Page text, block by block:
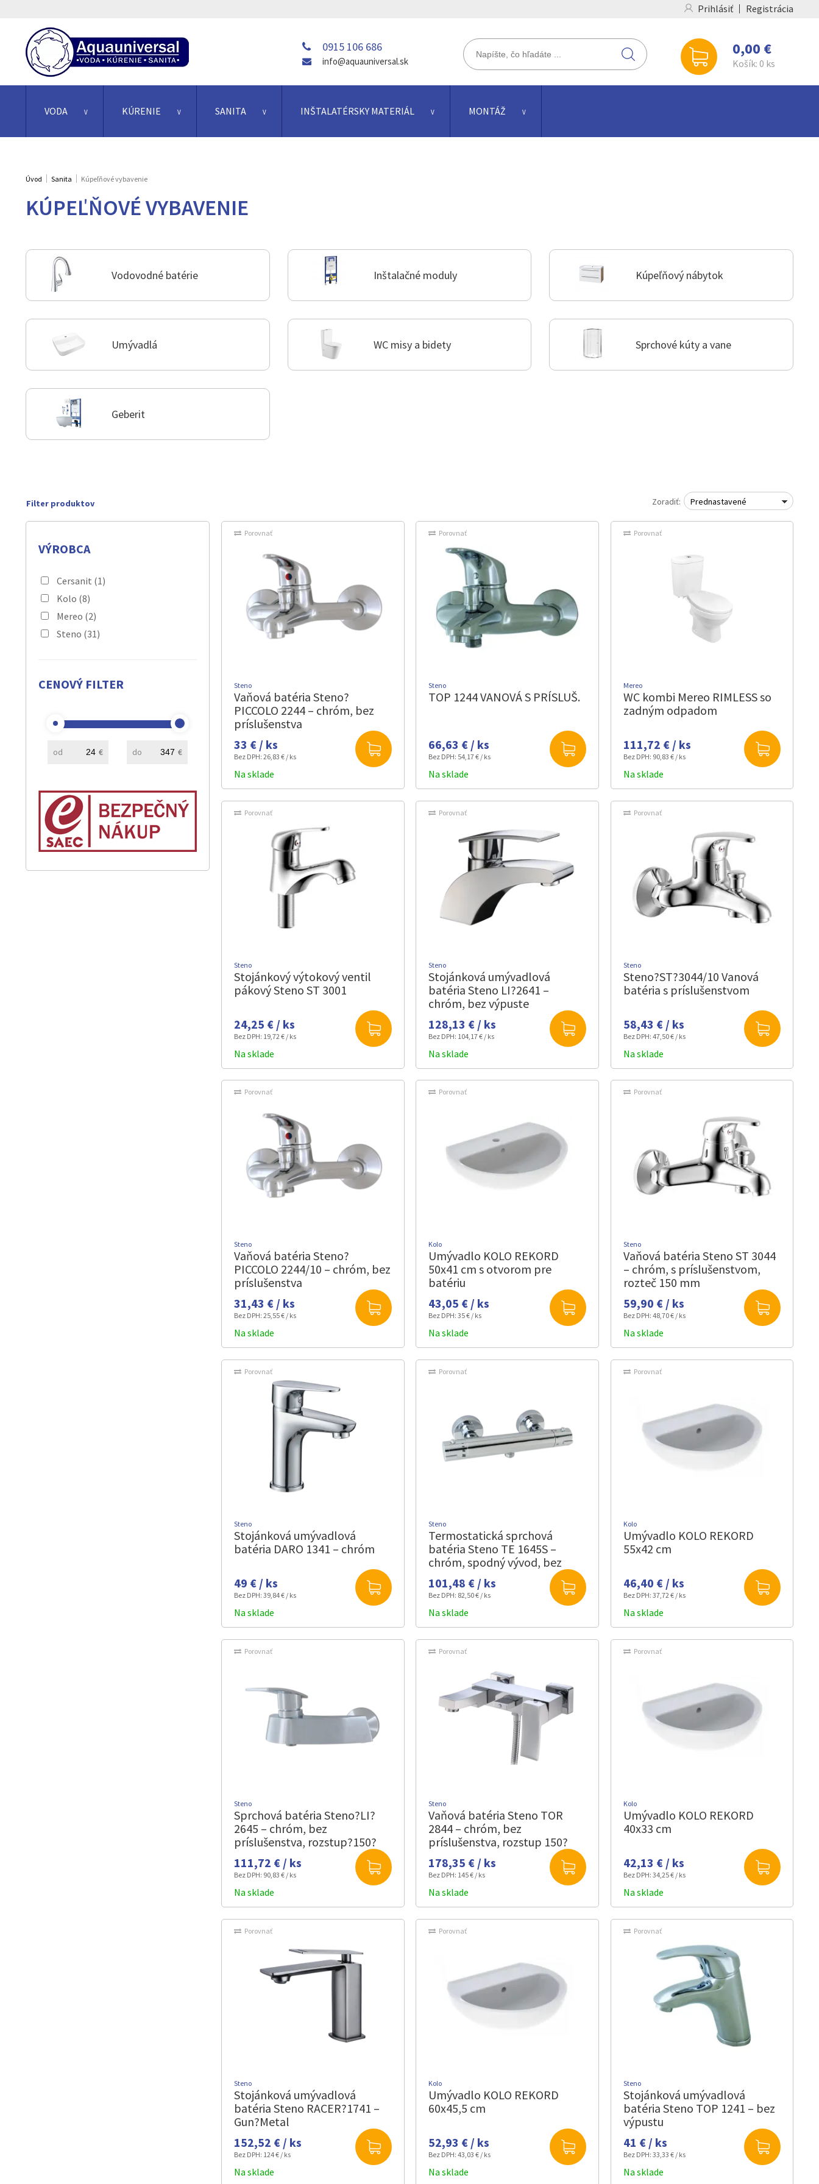
0915 106 686
info@aquauniversal.sk
Prihlásiť Registrácia
0,00 €
Košík: 0 ks
VODA KÚRENIE SANITA INŠTALATÉRSKY MATERIÁL MONTÁŽ
Úvod Sanita Kúpeľňové vybavenie
KÚPEĽŇOVÉ VYBAVENIE
Vodovodné batérie Inštalačné moduly Kúpeľňový nábytok
Umývadlá WC misy a bidety Sprchové kúty a vane
Geberit
Zoradiť: Prednastavené
VÝROBCA
Cersanit (1)
Kolo (8)
Mereo (2)
Steno (31)
CENOVÝ FILTER
od € do €
Porovnať
Steno
Vaňová batéria Steno?
PICCOLO 2244 – chróm, bez
príslušenstva
33 € / ks
Bez DPH:26,83 € / ks
Na sklade
Porovnať
Steno
TOP 1244 VANOVÁ S PRÍSLUŠ.
66,63 € / ks
Bez DPH: 54,17 € / ks
Na sklade
Porovnať
Mereo
WC kombi Mereo RIMLESS so
zadným odpadom
111,72 € / ks
Bez DPH: 90,83 € / ks
Na sklade
Porovnať
Steno
Stojánkový výtokový ventil
pákový Steno ST 3001
24,25 € / ks
Bez DPH: 19,72 € / ks
Na sklade
Porovnať
Steno
Stojánková umývadlová
batéria Steno LI?2641 –
chróm, bez výpuste
128,13 € / ks
Bez DPH: 104,17 € / ks
Na sklade
Porovnať
Steno
Steno?ST?3044/10 Vanová
batéria s príslušenstvom
58,43 € / ks
Bez DPH: 47,50 € / ks
Na sklade
Porovnať
Steno
Vaňová batéria Steno?
PICCOLO 2244/10 – chróm, bez
príslušenstva
31,43 € / ks
Bez DPH:25,55 € / ks
Na sklade
Porovnať
Kolo
Umývadlo KOLO REKORD
50x41 cm s otvorom pre
batériu
43,05 € / ks
Bez DPH:35 € / ks
Na sklade
Porovnať
Steno
Vaňová batéria Steno ST 3044
– chróm, s príslušenstvom,
rozteč 150 mm
59,90 € / ks
Bez DPH: 48,70 € / ks
Na sklade
Porovnať
Steno
Stojánková umývadlová
batéria DARO 1341 – chróm
49 € / ks
Bez DPH:39,84 € / ks
Na sklade
Porovnať
Steno
Termostatická sprchová
batéria Steno TE 1645S –
chróm, spodný vývod, bez
príslušenstva, rozstup 150
101,48 € / ks
Bez DPH: 82,50 € / ks
Na sklade
Porovnať
Kolo
Umývadlo KOLO REKORD
55x42 cm
46,40 € / ks
Bez DPH: 37,72 € / ks
Na sklade
Porovnať
Steno
Sprchová batéria Steno?LI?
2645 – chróm, bez
príslušenstva, rozstup?150?
111,72 € / ks
Bez DPH: 90,83 € / ks
Na sklade
Porovnať
Steno
Vaňová batéria Steno TOR
2844 – chróm, bez
príslušenstva, rozstup 150?
178,35 € / ks
Bez DPH: 145 € / ks
Na sklade
Porovnať
Kolo
Umývadlo KOLO REKORD
40x33 cm
42,13 € / ks
Bez DPH: 34,25 € / ks
Na sklade
Porovnať
Steno
Stojánková umývadlová
batéria Steno RACER?1741 –
Gun?Metal
152,52 € / ks
Bez DPH: 124 € / ks
Na sklade
Porovnať
Kolo
Umývadlo KOLO REKORD
60x45,5 cm
52,93 € / ks
Bez DPH:43,03 € / ks
Na sklade
Porovnať
Steno
Stojánková umývadlová
batéria Steno TOP 1241 – bez
výpustu
41 € / ks
Bez DPH: 33,33 € / ks
Na sklade